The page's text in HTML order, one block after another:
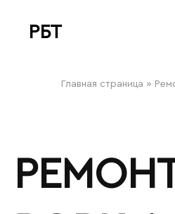
РБТ
bitovayatehnika
Главная страница »